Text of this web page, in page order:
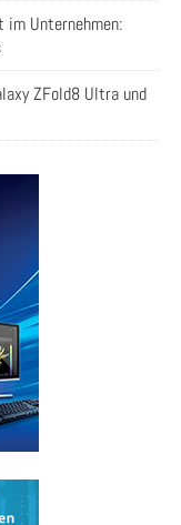
im Unternehmen:
ZFold8 Ultra und